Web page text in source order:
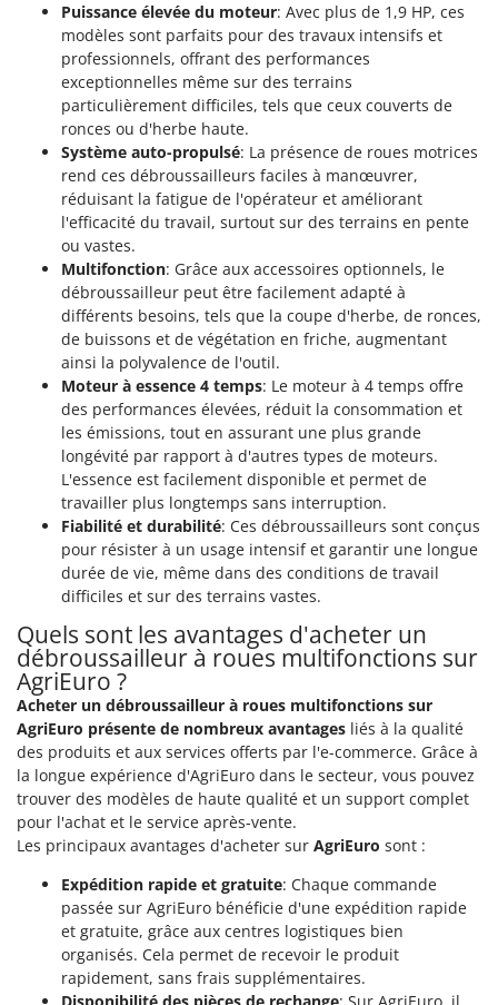
New O.M.R.A.
Nilfisk
Ninja
Novatec
Novital
NuAir
NuovaFac
Officine Savioli
Oliviero
Olix
OMA
Omas
Ompagrill
Ooni
Oriental Koshin
Outdoorchef
Palumbo Pavi
Partisani
Paterlini
Philips
Pramac
Prismafood
R.G.V.
Rato
Reber
Redback
Puissance élevée du moteur: Avec plus de 1,9 HP, ces
modèles sont parfaits pour des travaux intensifs et
professionnels, offrant des performances
exceptionnelles même sur des terrains
particulièrement difficiles, tels que ceux couverts de
ronces ou d'herbe haute.
Système auto-propulsé: La présence de roues motrices
rend ces débroussailleurs faciles à manœuvrer,
réduisant la fatigue de l'opérateur et améliorant
l'efficacité du travail, surtout sur des terrains en pente
ou vastes.
Multifonction: Grâce aux accessoires optionnels, le
débroussailleur peut être facilement adapté à
différents besoins, tels que la coupe d'herbe, de ronces,
de buissons et de végétation en friche, augmentant
ainsi la polyvalence de l'outil.
Moteur à essence 4 temps: Le moteur à 4 temps offre
des performances élevées, réduit la consommation et
les émissions, tout en assurant une plus grande
longévité par rapport à d'autres types de moteurs.
L'essence est facilement disponible et permet de
travailler plus longtemps sans interruption.
Fiabilité et durabilité: Ces débroussailleurs sont conçus
pour résister à un usage intensif et garantir une longue
durée de vie, même dans des conditions de travail
difficiles et sur des terrains vastes.
Quels sont les avantages d'acheter un
débroussailleur à roues multifonctions sur
AgriEuro ?
Acheter un débroussailleur à roues multifonctions sur
AgriEuro présente de nombreux avantages liés à la qualité
des produits et aux services offerts par l'e-commerce. Grâce à
la longue expérience d'AgriEuro dans le secteur, vous pouvez
trouver des modèles de haute qualité et un support complet
pour l'achat et le service après-vente.
Les principaux avantages d'acheter sur AgriEuro sont :
Expédition rapide et gratuite: Chaque commande
passée sur AgriEuro bénéficie d'une expédition rapide
et gratuite, grâce aux centres logistiques bien
organisés. Cela permet de recevoir le produit
rapidement, sans frais supplémentaires.